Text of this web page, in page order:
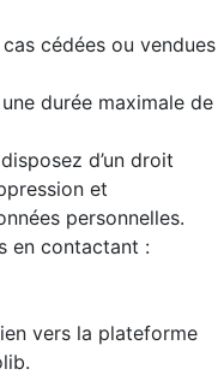
cédées ou vendues
durée maximale de
d’un droit
et
personnelles.
en contactant :
vers la plateforme